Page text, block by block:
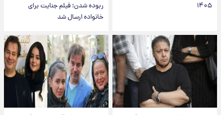
۱۴۰۵
ربوده شدن؛ فیلم جنایت برای
خانواده ارسال شد